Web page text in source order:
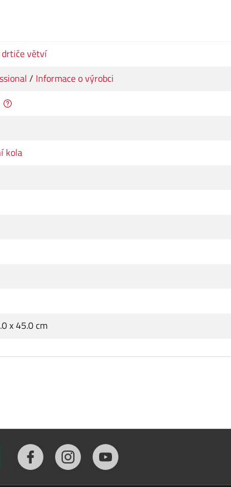
drtiče větví
/ Informace o výrobci
kola
x 45.0 cm